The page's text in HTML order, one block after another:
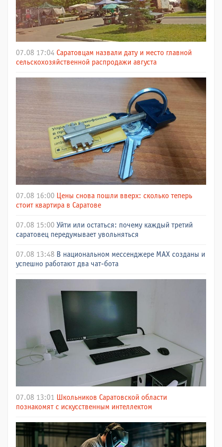
07.08 17:04 Саратовцам назвали дату и место главной
сельскохозяйственной распродажи августа
07.08 16:00 Цены снова пошли вверх: сколько теперь
стоит квартира в Саратове
07.08 15:00 Уйти или остаться: почему каждый третий
саратовец передумывает увольняться
07.08 13:48 В национальном мессенджере МАХ созданы и
успешно работают два чат-бота
07.08 13:01 Школьников Саратовской области
познакомят с искусственным интеллектом